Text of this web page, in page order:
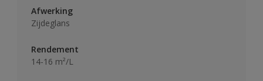
Afwerking
Zijdeglans
Rendement
14-16 m²/L